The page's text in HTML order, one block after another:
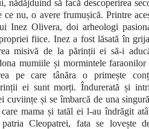
nădăjduind să facă descoperirea
ce nu, o avere frumușică. Printre
Inez Olivera, doi arheologi
fiice. Inez a fost lăsată în
misivă de la părinții ei să-i
mumiile și mormintele
pe care tânăra o primește
ei sunt morți. Îndurerată și
cuviințe și se îmbarcă de una
mama și tatăl ei l-au îndrăgit
Cleopatrei, fata se lovește